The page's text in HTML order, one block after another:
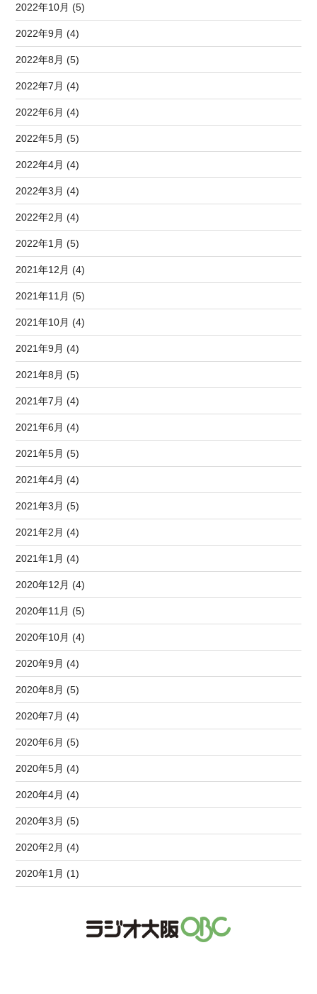
2022年10月 (5)
2022年9月 (4)
2022年8月 (5)
2022年7月 (4)
2022年6月 (4)
2022年5月 (5)
2022年4月 (4)
2022年3月 (4)
2022年2月 (4)
2022年1月 (5)
2021年12月 (4)
2021年11月 (5)
2021年10月 (4)
2021年9月 (4)
2021年8月 (5)
2021年7月 (4)
2021年6月 (4)
2021年5月 (5)
2021年4月 (4)
2021年3月 (5)
2021年2月 (4)
2021年1月 (4)
2020年12月 (4)
2020年11月 (5)
2020年10月 (4)
2020年9月 (4)
2020年8月 (5)
2020年7月 (4)
2020年6月 (5)
2020年5月 (4)
2020年4月 (4)
2020年3月 (5)
2020年2月 (4)
2020年1月 (1)